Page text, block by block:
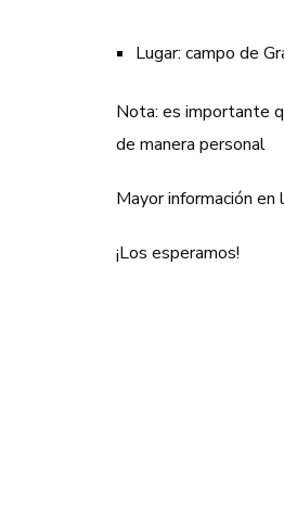
Lugar: campo de
Nota: es importante
de manera personal
Mayor información
¡Los esperamos!